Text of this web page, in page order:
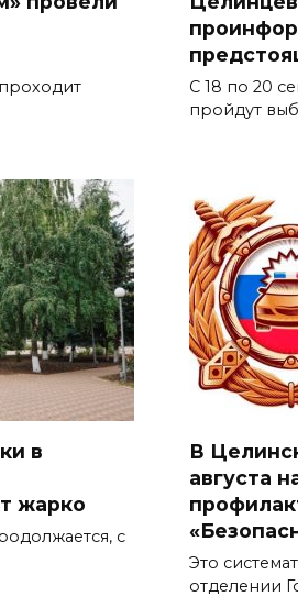
С 18 по 20
пройдут
в
жарко
с
В
августа
Это
отделении